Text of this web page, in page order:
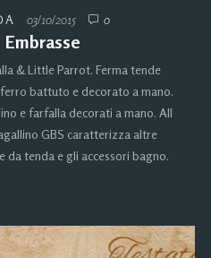
03/10/2015 0
& Little Parrot. Ferma tende
battuto e decorato a mano.
e farfalla decorati a mano. All
GBS caratterizza altre
da tenda e gli accessori bagno.